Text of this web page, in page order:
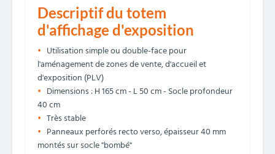
Descriptif du totem
d'affichage d'exposition
Utilisation simple ou double-face pour
l'aménagement de zones de vente, d'accueil et
d'exposition (PLV)
Dimensions : H 165 cm - L 50 cm - Socle profondeur
40 cm
Très stable
Panneaux perforés recto verso, épaisseur 40 mm
montés sur socle "bombé"